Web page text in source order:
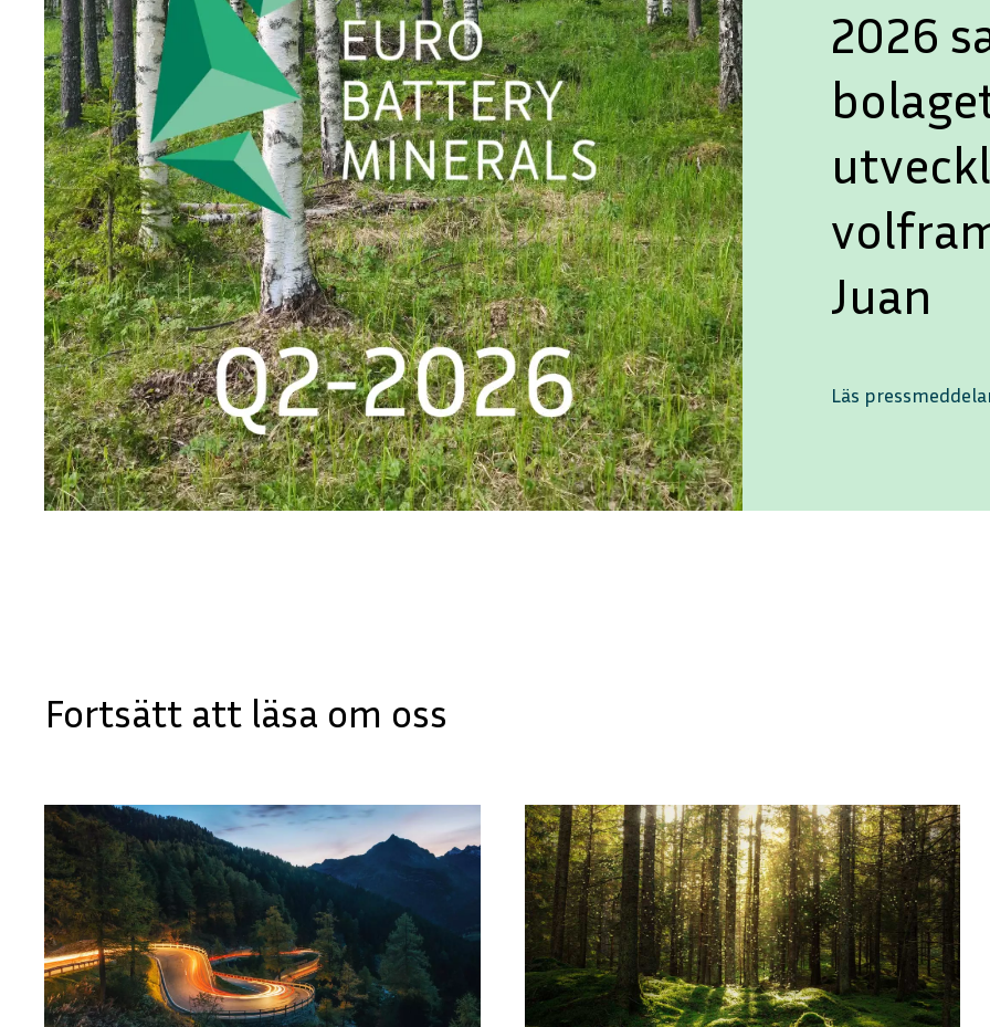
2026
Juan
Läs
Fortsätt att läsa om oss